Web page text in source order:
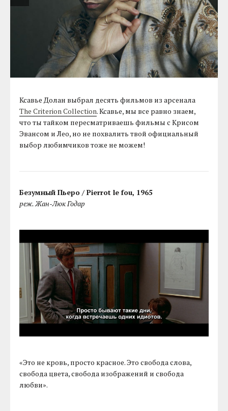
Ксавье Долан выбрал десять фильмов из арсенала
The Criterion Collection. Ксавье, мы все равно знаем,
что ты тайком пересматриваешь фильмы с Крисом
Эвансом и Лео, но не похвалить твой официальный
выбор любимчиков тоже не можем!
Безумный Пьеро / Pierrot le fou, 1965
реж. Жан-Люк Годар
«Это не кровь, просто красное. Это свобода слова,
свобода цвета, свобода изображений и свобода
любви».